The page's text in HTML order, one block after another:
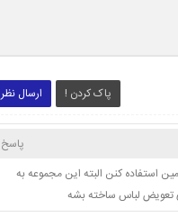
ارسال نظر پاک کردن !
پاسخ
استفاده کنن البته این مجموعه به
تعویض لباس ساخته بشه